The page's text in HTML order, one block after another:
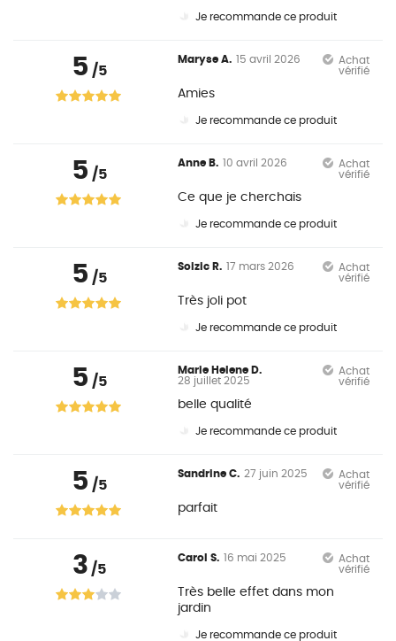
Je recommande ce produit
5 /5
Maryse A. 15 avril 2026
Achat
vérifié
Amies
Je recommande ce produit
5 /5
Anne B. 10 avril 2026
Achat
vérifié
Ce que je cherchais
Je recommande ce produit
5 /5
Soizic R. 17 mars 2026
Achat
vérifié
Très joli pot
Je recommande ce produit
5 /5
Marie Helene D.
28 juillet 2025
Achat
vérifié
belle qualité
Je recommande ce produit
5 /5
Sandrine C. 27 juin 2025
Achat
vérifié
parfait
3 /5
Carol S. 16 mai 2025
Achat
vérifié
Très belle effet dans mon
jardin
Je recommande ce produit